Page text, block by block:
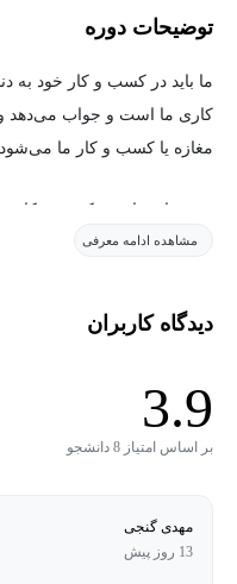
توضیحات دوره
ما باید در کسب و کار خود به
کاری ما است و جواب می‌دهد
مغازه یا کسب و کار ما می‌شود
برخی از صاحبین کسب و کار
باید انجام می‌دادم رو به خوبی
طراحی و دکوراسیون و
و به امید اینکه مشتریان از درب
شوند و خرید کنند، مدت‌ها
مشاهده ادامه معرفی
دیدگاه کاربران
3.9
بر اساس امتیاز 8 دانشجو
مهدی گنجی
13 روز پیش